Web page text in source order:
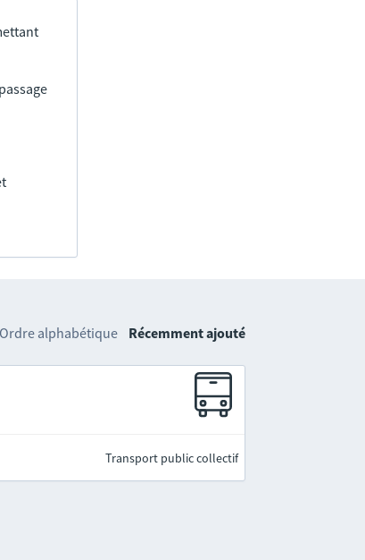
Ordre alphabétique Récemment ajouté
Transport public collectif